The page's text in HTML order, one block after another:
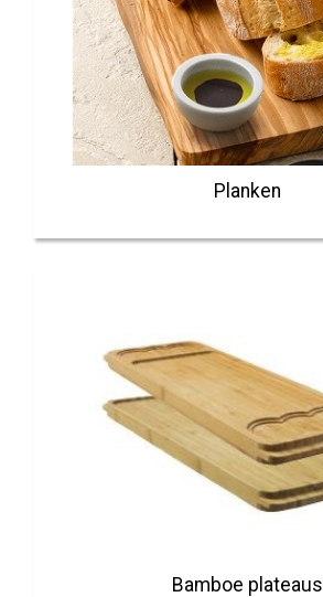
Planken
Bamboe plateaus